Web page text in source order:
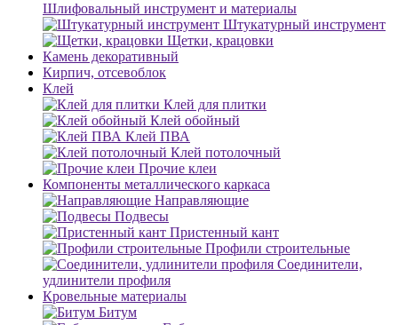
Шлифовальный инструмент и материалы
Штукатурный инструмент
Щетки, крацовки
Камень декоративный
Кирпич, отсевоблок
Клей
Клей для плитки
Клей обойный
Клей ПВА
Клей потолочный
Прочие клеи
Компоненты металлического каркаса
Направляющие
Подвесы
Пристенный кант
Профили строительные
Соединители,
удлинители профиля
Кровельные материалы
Битум